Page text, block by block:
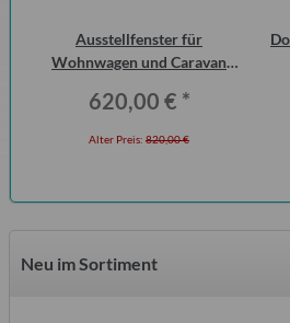
Ausstellfenster für
Wohnwagen und Caravan
Seitz
620,00 € *
Alter Preis: 820,00 €
Neu im Sortiment